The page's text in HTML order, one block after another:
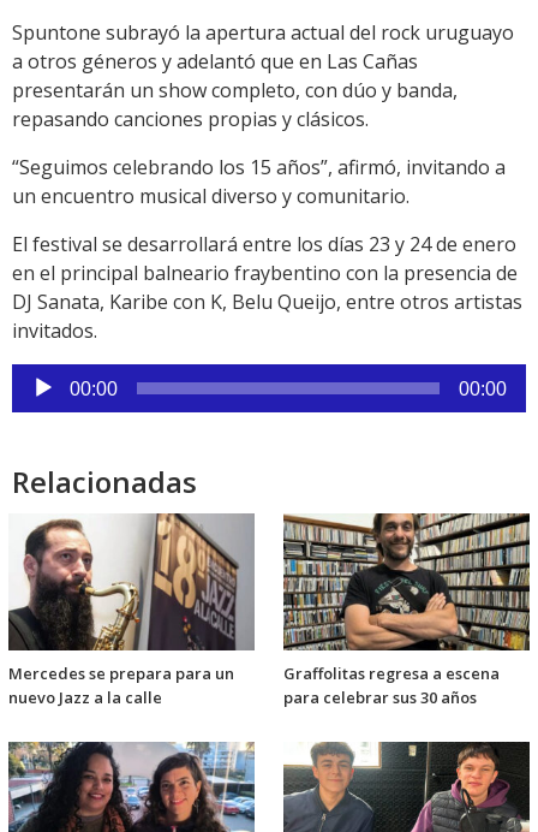
Spuntone subrayó la apertura actual del rock uruguayo
a otros géneros y adelantó que en Las Cañas
presentarán un show completo, con dúo y banda,
repasando canciones propias y clásicos.
“Seguimos celebrando los 15 años”, afirmó, invitando a
un encuentro musical diverso y comunitario.
El festival se desarrollará entre los días 23 y 24 de enero
en el principal balneario fraybentino con la presencia de
DJ Sanata, Karibe con K, Belu Queijo, entre otros artistas
invitados.
Reproductor
de
00:00 00:00
Relacionadas
Mercedes se prepara para un
nuevo Jazz a la calle
Graffolitas regresa a escena
para celebrar sus 30 años